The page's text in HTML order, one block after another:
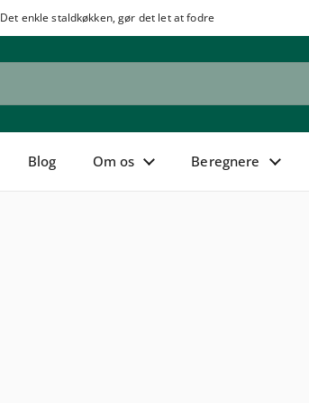
Det enkle staldkøkken, gør det let at fodre
Blog Om os Beregnere